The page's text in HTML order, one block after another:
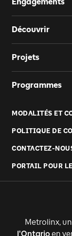
Découvrir
Projets
Programmes
MODALITÉS ET
POLITIQUE DE
CONTACTEZ-
PORTAIL POUR
Metrolinx,
l'Ontario en